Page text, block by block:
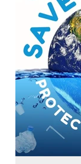
Offshore-
beständige
und sogar
zwischen
Bislang
können
sauberere,